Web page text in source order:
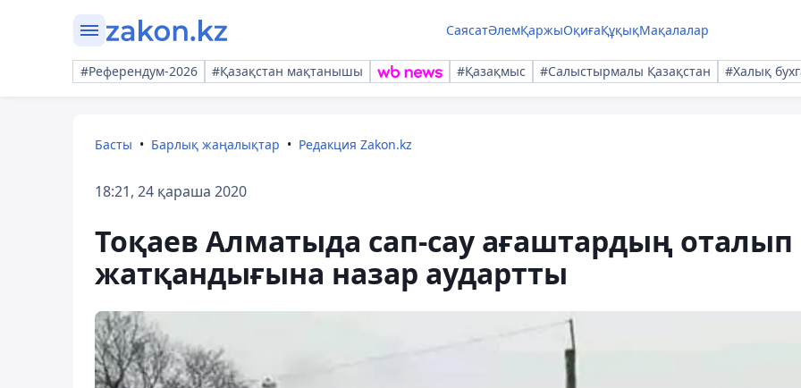
СаясатӘлемҚаржыОқиғаҚұқықМақалалар
#Референдум-2026 #Қазақстан мақтанышы #Қазақмыс #Салыстырмалы Қазақстан #Халық
Басты Барлық жаңалықтар Редакция Zakon.kz
18:21, 24 қараша 2020
Тоқаев Алматыда сап-сау ағаштардың оталып
жатқандығына назар аудартты